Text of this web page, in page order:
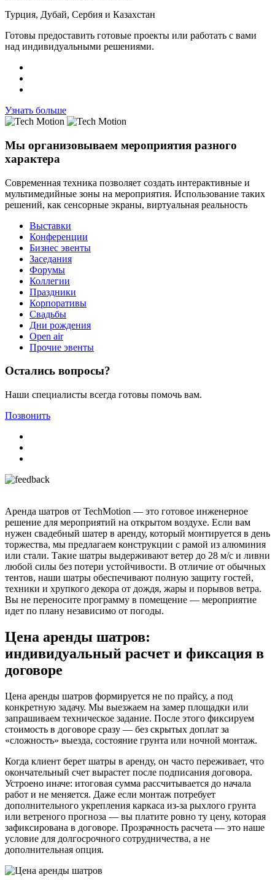
Турция, Дубай, Сербия и Казахстан
Готовы предоставить готовые проекты или работать с вами
над индивидуальными решениями.
Узнать больше
Мы организовываем мероприятия разного
характера
Современная техника позволяет создать интерактивные и
мультимедийные зоны на мероприятия. Использование таких
решений, как сенсорные экраны, виртуальная реальность
Выставки
Конференции
Бизнес эвенты
Заседания
Форумы
Коллегии
Праздники
Корпоративы
Свадьбы
Дни рождения
Open air
Прочие эвенты
Остались вопросы?
Наши специалисты всегда готовы помочь вам.
Позвонить
Аренда шатров от TechMotion — это готовое инженерное
решение для мероприятий на открытом воздухе. Если вам
нужен свадебный шатер в аренду, который монтируется в день
торжества, мы предлагаем конструкции с рамой из алюминия
или стали. Такие шатры выдерживают ветер до 28 м/с и ливни
любой силы без потери устойчивости. В отличие от обычных
тентов, наши шатры обеспечивают полную защиту гостей,
техники и хрупкого декора от дождя, жары и порывов ветра.
Вы не переносите программу в помещение — мероприятие
идет по плану независимо от погоды.
Цена аренды шатров:
индивидуальный расчет и фиксация в
договоре
Цена аренды шатров формируется не по прайсу, а под
конкретную задачу. Мы выезжаем на замер площадки или
запрашиваем техническое задание. После этого фиксируем
стоимость в договоре сразу — без скрытых доплат за
«сложность» выезда, состояние грунта или ночной монтаж.
Когда клиент берет шатры в аренду, он часто переживает, что
окончательный счет вырастет после подписания договора.
Устроено иначе: итоговая сумма рассчитывается до начала
работ и не меняется. Даже если монтаж потребует
дополнительного укрепления каркаса из-за рыхлого грунта
или ветреного прогноза — вы платите ровно ту цену, которая
зафиксирована в договоре. Прозрачность расчета — это наше
условие для долгосрочного сотрудничества, а не
дополнительная опция.